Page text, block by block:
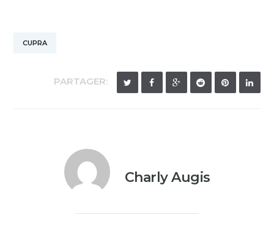
CUPRA
PARTAGER:
Charly Augis